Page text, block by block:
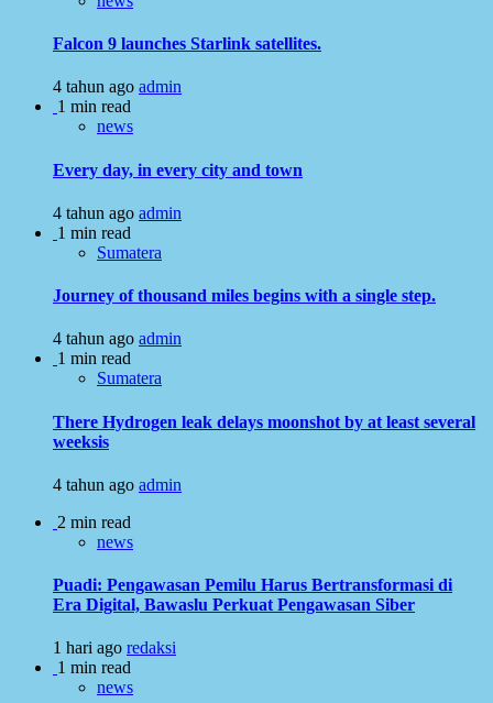
Falcon 9 launches Starlink satellites.
4 tahun ago admin
1 min read
news
Every day, in every city and town
4 tahun ago admin
1 min read
Sumatera
Journey of thousand miles begins with a single step.
4 tahun ago admin
1 min read
Sumatera
There Hydrogen leak delays moonshot by at least several
weeksis
4 tahun ago admin
2 min read
news
Puadi: Pengawasan Pemilu Harus Bertransformasi di
Era Digital, Bawaslu Perkuat Pengawasan Siber
1 hari ago redaksi
1 min read
news